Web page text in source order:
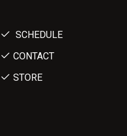
SCHEDULE
CONTACT
STORE